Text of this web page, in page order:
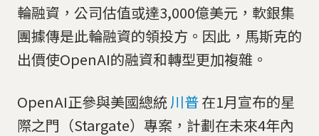
輪融資，公司估值或達3,000億美元，軟銀集
團據傳是此輪融資的領投方。因此，馬斯克的
出價使OpenAI的融資和轉型更加複雜。
OpenAI正參與美國總統川普在1月宣布的星
際之門（Stargate）專案，計劃在未來4年內